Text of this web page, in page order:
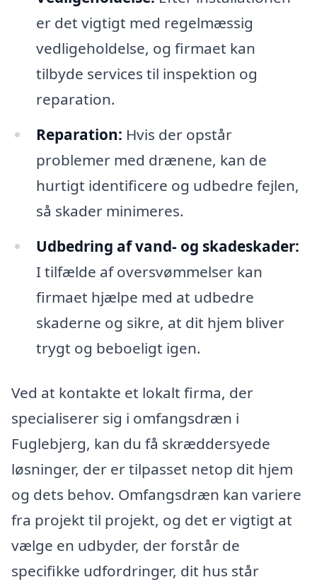
er det vigtigt med regelmæssig
vedligeholdelse, og firmaet kan
tilbyde services til inspektion og
reparation.
Reparation: Hvis der opstår
problemer med drænene, kan de
hurtigt identificere og udbedre fejlen,
så skader minimeres.
Udbedring af vand- og skadeskader:
I tilfælde af oversvømmelser kan
firmaet hjælpe med at udbedre
skaderne og sikre, at dit hjem bliver
trygt og beboeligt igen.
Ved at kontakte et lokalt firma, der
specialiserer sig i omfangsdræn i
Fuglebjerg, kan du få skræddersyede
løsninger, der er tilpasset netop dit hjem
og dets behov. Omfangsdræn kan variere
fra projekt til projekt, og det er vigtigt at
vælge en udbyder, der forstår de
specifikke udfordringer, dit hus står